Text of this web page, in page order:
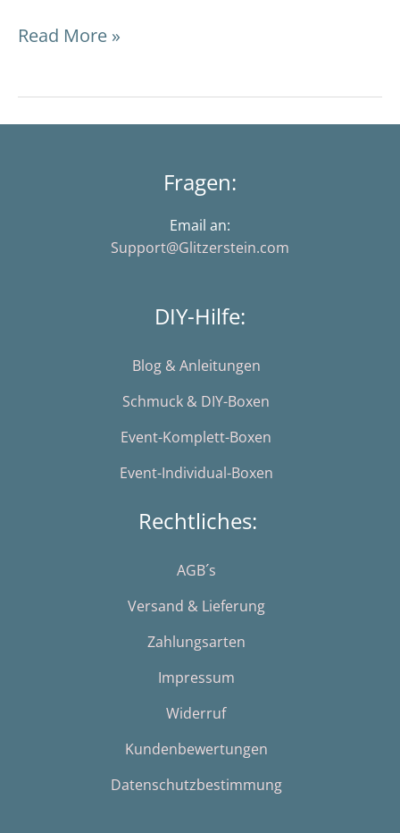
Read More »
Fragen:
Email an:
Support@Glitzerstein.com
DIY-Hilfe:
Blog & Anleitungen
Schmuck & DIY-Boxen
Event-Komplett-Boxen
Event-Individual-Boxen
Rechtliches:
AGB´s
Versand & Lieferung
Zahlungsarten
Impressum
Widerruf
Kundenbewertungen
Datenschutzbestimmung